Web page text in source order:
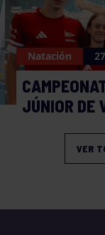
Natación
JÚNIOR DE
VER